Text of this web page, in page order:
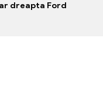
dreapta Ford